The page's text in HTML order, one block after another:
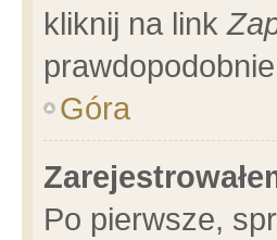
kliknij na link
Góra
Po pierwsze,